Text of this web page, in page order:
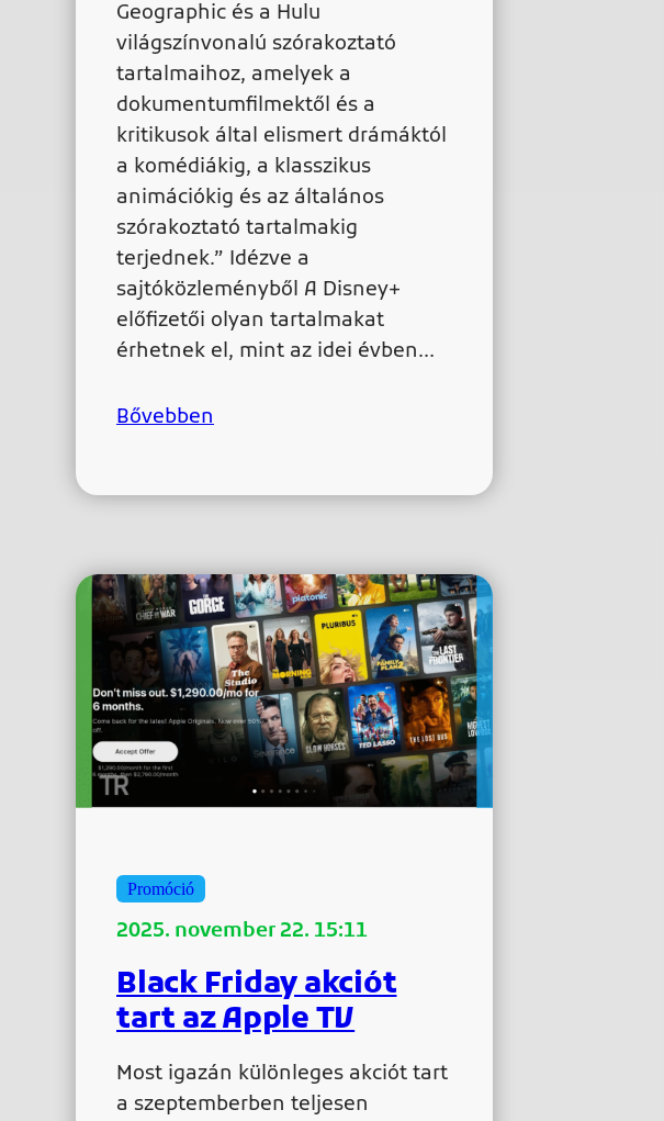
Geographic és a Hulu
világszínvonalú szórakoztató
tartalmaihoz, amelyek a
dokumentumfilmektől és a
kritikusok által elismert drámáktól
a komédiákig, a klasszikus
animációkig és az általános
szórakoztató tartalmakig
terjednek.” Idézve a
sajtóközleményből A Disney+
előfizetői olyan tartalmakat
érhetnek el, mint az idei évben…
Bővebben
Promóció
2025. november 22. 15:11
Black Friday akciót
tart az Apple TV
Most igazán különleges akciót tart
a szeptemberben teljesen